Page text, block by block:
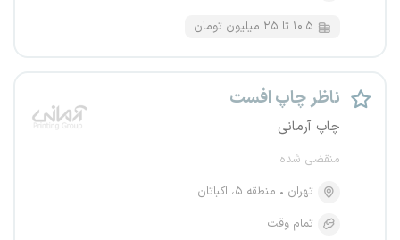
۱۰.۵ تا ۲۵ میلیون تومان
ناظر چاپ افست
چاپ آرمانی
منقضی شده
تهران
منطقه ۵، اکباتان
تمام وقت